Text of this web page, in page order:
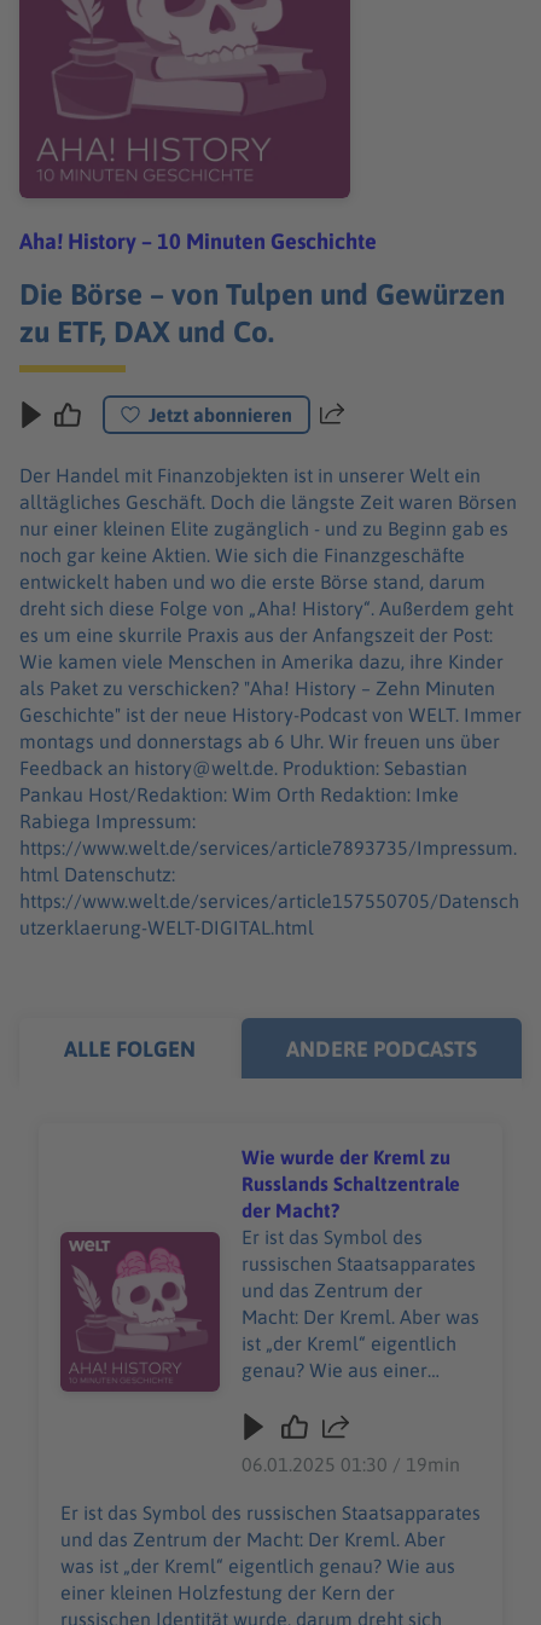
Aha! History – 10 Minuten Geschichte
Die Börse – von Tulpen und Gewürzen
zu ETF, DAX und Co.
Jetzt abonnieren Teilen
Der Handel mit Finanzobjekten ist in unserer Welt ein
alltägliches Geschäft. Doch die längste Zeit waren Börsen
nur einer kleinen Elite zugänglich - und zu Beginn gab es
noch gar keine Aktien. Wie sich die Finanzgeschäfte
entwickelt haben und wo die erste Börse stand, darum
dreht sich diese Folge von „Aha! History“. Außerdem geht
es um eine skurrile Praxis aus der Anfangszeit der Post:
Wie kamen viele Menschen in Amerika dazu, ihre Kinder
als Paket zu verschicken? "Aha! History – Zehn Minuten
Geschichte" ist der neue History-Podcast von WELT. Immer
montags und donnerstags ab 6 Uhr. Wir freuen uns über
Feedback an history@welt.de. Produktion: Sebastian
Pankau Host/Redaktion: Wim Orth Redaktion: Imke
Rabiega Impressum:
https://www.welt.de/services/article7893735/Impressum.
html Datenschutz:
https://www.welt.de/services/article157550705/Datensch
utzerklaerung-WELT-DIGITAL.html
ALLE FOLGEN ANDERE PODCASTS
Audiotitel - Wie wurde der Kreml zu Russlands
Wie wurde der Kreml zu
Russlands Schaltzentrale
der Macht?
Er ist das Symbol des
russischen Staatsapparates
und das Zentrum der
Macht: Der Kreml. Aber was
ist „der Kreml“ eigentlich
genau? Wie aus einer
Kern der russischen
dreht sich diese Folge von
„Aha! History“. Und es geht
um einen teuren
Modeklassiker, den man
nicht einfach kaufen kann:
Die Birkin Bag. "Aha! History
06.01.2025 01:30 / 19min
Er ist das Symbol des russischen Staatsapparates
und das Zentrum der Macht: Der Kreml. Aber
was ist „der Kreml“ eigentlich genau? Wie aus
einer kleinen Holzfestung der Kern der
russischen Identität wurde, darum dreht sich